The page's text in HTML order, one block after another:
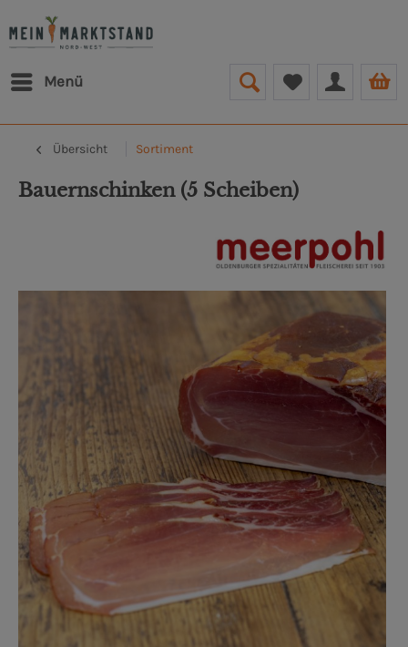
Menü
Übersicht Sortiment
Bauernschinken (5 Scheiben)